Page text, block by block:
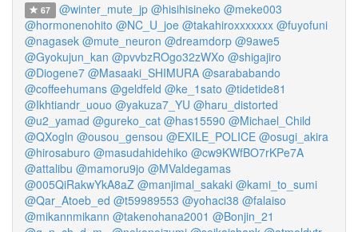
67 @winter_mute_jp @hisihisineko @meke003
@hormonenohito @NC_U_joe @takahiroxxxxxxx @fuyofuni
@nagasek @mute_neuron @dreamdorp @9awe5
@Gyokujun_kan @pvvbzROgo32zWXo @shigajiro
@Diogene7 @Masaaki_SHIMURA @sarababando
@coffeehumans @geldfeld @ke_1sato @tidetide81
@Ikhtiandr_uouo @yakuza7_YU @haru_distorted
@u2_yamad @gureko_cat @has15590 @Michael_Child
@QXogln @ousou_gensou @EXILE_POLICE @osugi_akira
@hirosaburo @masudahidehiko @cw9KWfBO7rKPe7A
@attalibu @mamoru9jo @MValdegamas
@005QiRakwYkA8aZ @manjimal_sakaki @kami_to_sumi
@Qar_Atoeb_ed @t59989553 @yohaci38 @falaiso
@mikannmikann @takenohana2001 @Bonjin_21